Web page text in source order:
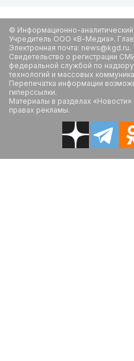
© Информационно-аналитический
Учредитель ООО «В-Медиа».
Электронная почта: news@kgd.ru.
Свидетельство о регистрации
федеральной службой по
технологий и массовых
Перепечатка информации
гиперссылки.
Материалы в разделах
правах рекламы.